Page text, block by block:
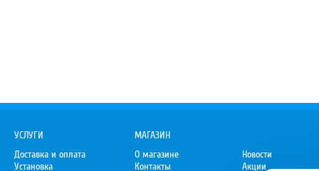
УСЛУГИ
Доставка и оплата
Установка
МАГАЗИН
О магазине
Контакты
Новости
Акции